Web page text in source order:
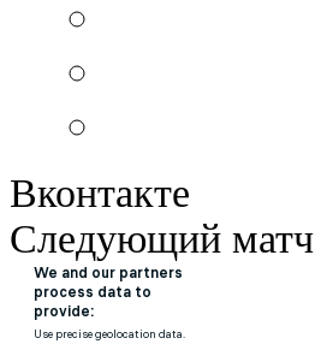
Вконтакте
Следующий матч